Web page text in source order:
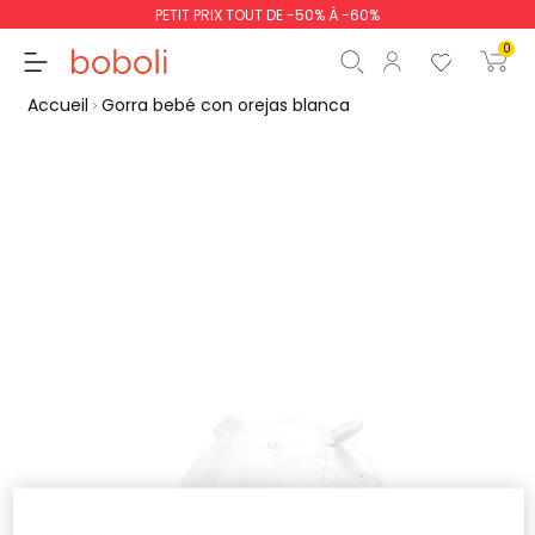
PETIT PRIX TOUT DE -50% À -60%
0
Accueil Gorra bebé con orejas blanca